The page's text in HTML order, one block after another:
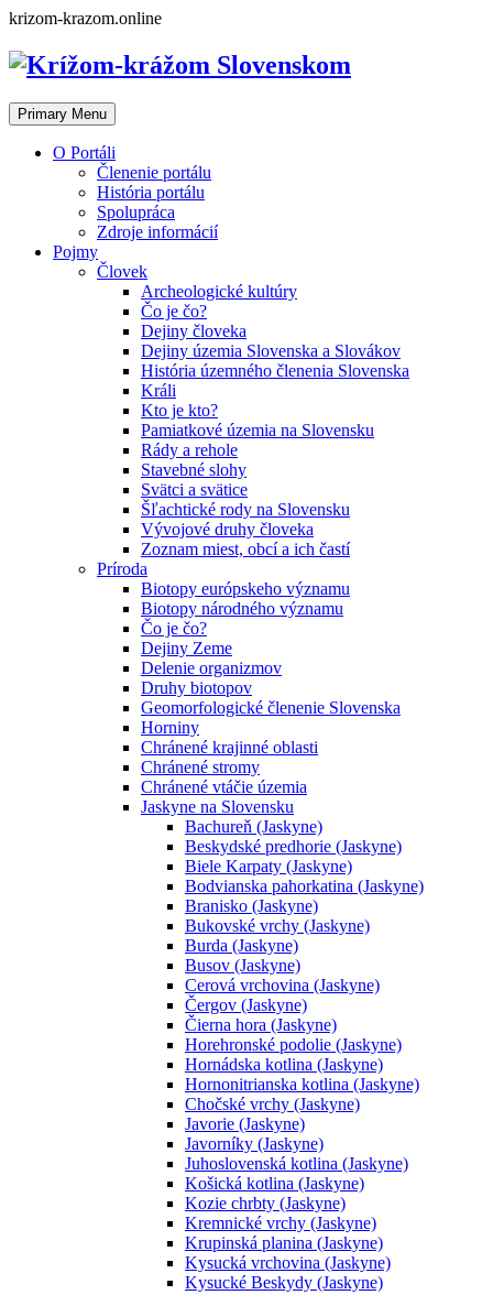
Skip
content
krizom-krazom.online
Primary Menu
O Portáli
Členenie portálu
História portálu
Spolupráca
Zdroje informácií
Pojmy
Človek
Archeologické kultúry
Čo je čo?
Dejiny človeka
Dejiny územia Slovenska a Slovákov
História územného členenia Slovenska
Králi
Kto je kto?
Pamiatkové územia na Slovensku
Rády a rehole
Stavebné slohy
Svätci a svätice
Šľachtické rody na Slovensku
Vývojové druhy človeka
Zoznam miest, obcí a ich častí
Príroda
Biotopy európskeho významu
Biotopy národného významu
Čo je čo?
Dejiny Zeme
Delenie organizmov
Druhy biotopov
Geomorfologické členenie Slovenska
Horniny
Chránené krajinné oblasti
Chránené stromy
Chránené vtáčie územia
Jaskyne na Slovensku
Bachureň (Jaskyne)
Beskydské predhorie (Jaskyne)
Biele Karpaty (Jaskyne)
Bodvianska pahorkatina (Jaskyne)
Branisko (Jaskyne)
Bukovské vrchy (Jaskyne)
Burda (Jaskyne)
Busov (Jaskyne)
Cerová vrchovina (Jaskyne)
Čergov (Jaskyne)
Čierna hora (Jaskyne)
Horehronské podolie (Jaskyne)
Hornádska kotlina (Jaskyne)
Hornonitrianska kotlina (Jaskyne)
Chočské vrchy (Jaskyne)
Javorie (Jaskyne)
Javorníky (Jaskyne)
Juhoslovenská kotlina (Jaskyne)
Košická kotlina (Jaskyne)
Kozie chrbty (Jaskyne)
Kremnické vrchy (Jaskyne)
Krupinská planina (Jaskyne)
Kysucká vrchovina (Jaskyne)
Kysucké Beskydy (Jaskyne)